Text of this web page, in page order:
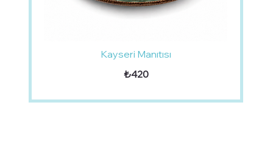
Kayseri Manıtısı
₺420